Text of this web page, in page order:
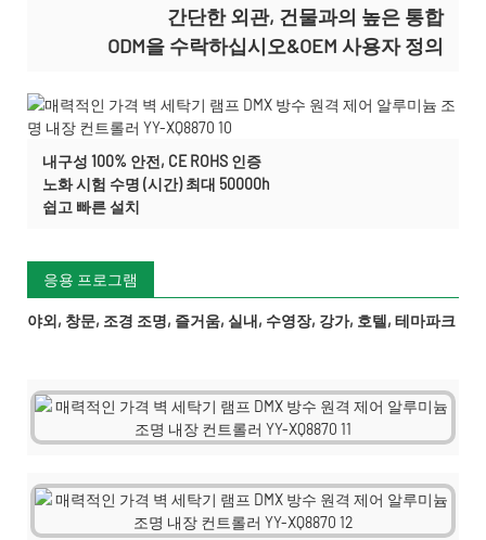
간단한 외관, 건물과의 높은 통합
ODM을 수락하십시오&OEM 사용자 정의
내구성 100% 안전, CE ROHS 인증
노화 시험 수명 (시간) 최대 50000h
쉽고 빠른 설치
응용 프로그램
야외, 창문, 조경 조명, 즐거움, 실내, 수영장, 강가, 호텔, 테마파크